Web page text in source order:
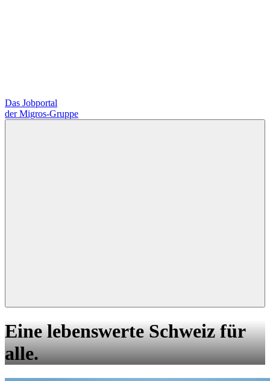
Das Jobportal
der Migros-Gruppe
Eine lebenswerte Schweiz für
alle.